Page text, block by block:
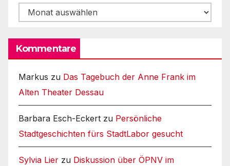
Archiv
Kommentare
Markus zu Das Tagebuch der Anne Frank im
Alten Theater Dessau
Barbara Esch-Eckert zu Persönliche
Stadtgeschichten fürs StadtLabor gesucht
Sylvia Lier zu Diskussion über ÖPNV im